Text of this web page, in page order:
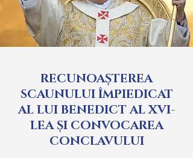
RECUNOAȘTEREA
SCAUNULUI ÎMPIEDICAT
AL LUI BENEDICT AL XVI-
LEA ȘI CONVOCAREA
CONCLAVULUI